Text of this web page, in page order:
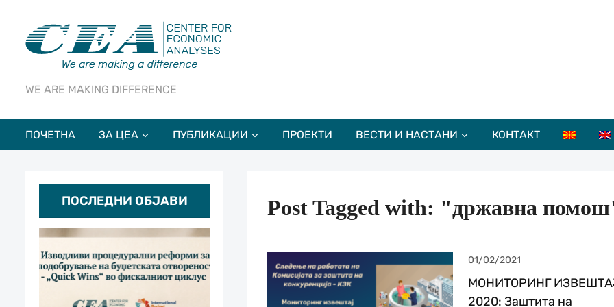
WE ARE MAKING DIFFERENCE
ПОЧЕТНА ЗА ЦЕА ПУБЛИКАЦИИ ПРОЕКТИ ВЕСТИ И НАСТАНИ КОНТАКТ
ПОСЛЕДНИ ОБЈАВИ Post Tagged with: "државна
01/02/2021
МОНИТОРИНГ
2020: Заштита на